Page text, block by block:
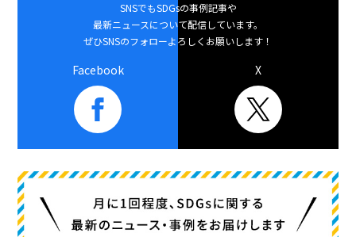
SNSでもSDGsの事例記事や
最新ニュースについて配信しています。
ぜひSNSのフォローよろしくお願いします！
Facebook X